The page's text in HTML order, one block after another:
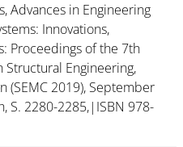
Advances in Engineering
Innovations,
Proceedings of the 7th
Engineering,
(SEMC 2019), September
S. 2280-2285,|ISBN 978-